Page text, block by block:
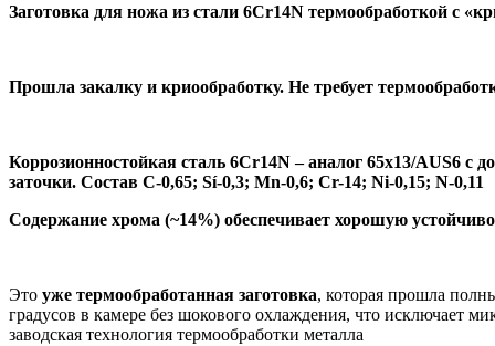
Заготовка для ножа из стали 6Cr14N термообработкой с
Прошла закалку и криообработку. Не требует
Коррозионностойкая сталь 6Cr14N – аналог 65х13/AUS6 с
заточки. Состав C-0,65; Sí-0,3; Mn-0,6; Cr-14; Ni-0,15; N-0,11
Содержание хрома (~14%) обеспечивает хорошую
Это уже термообработанная заготовка, которая прошла
градусов в камере без шокового охлаждения, что исключает
заводская технология термообработки металла